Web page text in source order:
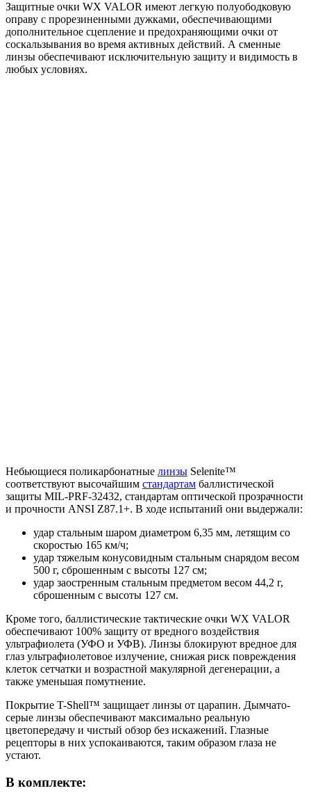
Защитные очки WX VALOR имеют легкую полуободковую
оправу с прорезиненными дужками, обеспечивающими
дополнительное сцепление и предохраняющими очки от
соскальзывания во время активных действий. А сменные
линзы обеспечивают исключительную защиту и видимость в
любых условиях.
Небьющиеся поликарбонатные линзы Selenite™
соответствуют высочайшим стандартам баллистической
защиты MIL-PRF-32432, стандартам оптической прозрачности
и прочности ANSI Z87.1+. В ходе испытаний они выдержали:
удар стальным шаром диаметром 6,35 мм, летящим со
скоростью 165 км/ч;
удар тяжелым конусовидным стальным снарядом весом
500 г, сброшенным с высоты 127 см;
удар заостренным стальным предметом весом 44,2 г,
сброшенным с высоты 127 см.
Кроме того, баллистические тактические очки WX VALOR
обеспечивают 100% защиту от вредного воздействия
ультрафиолета (УФО и УФВ). Линзы блокируют вредное для
глаз ультрафиолетовое излучение, снижая риск повреждения
клеток сетчатки и возрастной макулярной дегенерации, а
также уменьшая помутнение.
Покрытие T-Shell™ защищает линзы от царапин. Дымчато-
серые линзы обеспечивают максимально реальную
цветопередачу и чистый обзор без искажений. Глазные
рецепторы в них успокаиваются, таким образом глаза не
устают.
В комплекте: